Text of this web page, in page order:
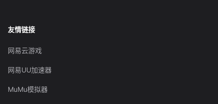
友情链接
网易云游戏
网易UU加速器
MuMu模拟器